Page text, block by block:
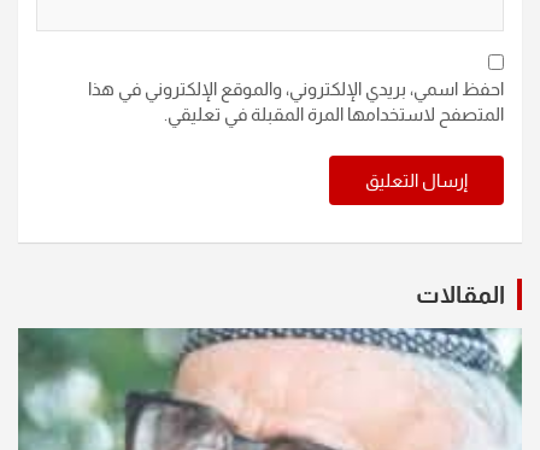
احفظ اسمي، بريدي الإلكتروني، والموقع الإلكتروني في هذا
المتصفح لاستخدامها المرة المقبلة في تعليقي.
المقالات